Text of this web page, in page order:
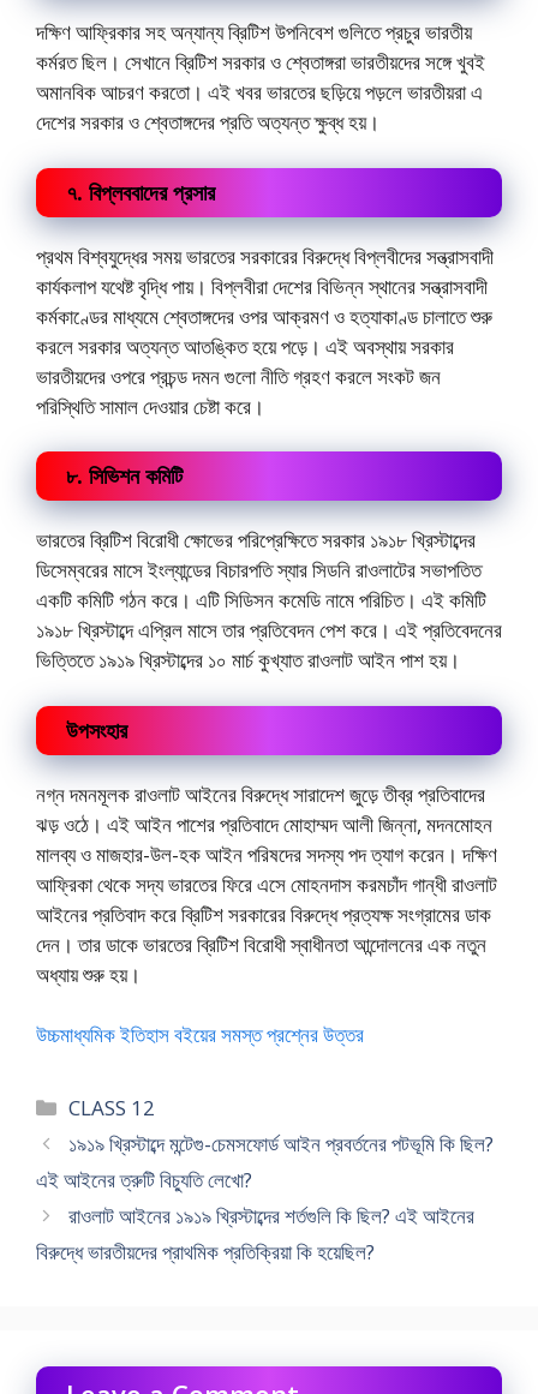
দক্ষিণ আফ্রিকার সহ অন্যান্য ব্রিটিশ উপনিবেশ গুলিতে প্রচুর ভারতীয়
কর্মরত ছিল। সেখানে ব্রিটিশ সরকার ও শ্বেতাঙ্গরা ভারতীয়দের সঙ্গে খুবই
অমানবিক আচরণ করতো। এই খবর ভারতের ছড়িয়ে পড়লে ভারতীয়রা এ
দেশের সরকার ও শ্বেতাঙ্গদের প্রতি অত্যন্ত ক্ষুব্ধ হয়।
৭. বিপ্লববাদের প্রসার
প্রথম বিশ্বযুদ্ধের সময় ভারতের সরকারের বিরুদ্ধে বিপ্লবীদের সন্ত্রাসবাদী
কার্যকলাপ যথেষ্ট বৃদ্ধি পায়। বিপ্লবীরা দেশের বিভিন্ন স্থানের সন্ত্রাসবাদী
কর্মকাণ্ডের মাধ্যমে শ্বেতাঙ্গদের ওপর আক্রমণ ও হত্যাকাণ্ড চালাতে শুরু
করলে সরকার অত্যন্ত আতঙ্কিত হয়ে পড়ে। এই অবস্থায় সরকার
ভারতীয়দের ওপরে প্রচন্ড দমন গুলো নীতি গ্রহণ করলে সংকট জন
পরিস্থিতি সামাল দেওয়ার চেষ্টা করে।
৮. সিভিশন কমিটি
ভারতের ব্রিটিশ বিরোধী ক্ষোভের পরিপ্রেক্ষিতে সরকার ১৯১৮ খ্রিস্টাব্দের
ডিসেম্বরের মাসে ইংল্যান্ডের বিচারপতি স্যার সিডনি রাওলাটের সভাপতিত
একটি কমিটি গঠন করে। এটি সিডিসন কমেডি নামে পরিচিত। এই কমিটি
১৯১৮ খ্রিস্টাব্দে এপ্রিল মাসে তার প্রতিবেদন পেশ করে। এই প্রতিবেদনের
ভিত্তিতে ১৯১৯ খ্রিস্টাব্দের ১০ মার্চ কুখ্যাত রাওলাট আইন পাশ হয়।
উপসংহার
নগ্ন দমনমূলক রাওলাট আইনের বিরুদ্ধে সারাদেশ জুড়ে তীব্র প্রতিবাদের
ঝড় ওঠে। এই আইন পাশের প্রতিবাদে মোহাম্মদ আলী জিন্না, মদনমোহন
মালব্য ও মাজহার-উল-হক আইন পরিষদের সদস্য পদ ত্যাগ করেন। দক্ষিণ
আফ্রিকা থেকে সদ্য ভারতের ফিরে এসে মোহনদাস করমচাঁদ গান্ধী রাওলাট
আইনের প্রতিবাদ করে ব্রিটিশ সরকারের বিরুদ্ধে প্রত্যক্ষ সংগ্রামের ডাক
দেন। তার ডাকে ভারতের ব্রিটিশ বিরোধী স্বাধীনতা আন্দোলনের এক নতুন
অধ্যায় শুরু হয়।
উচ্চমাধ্যমিক ইতিহাস বইয়ের সমস্ত প্রশ্নের উত্তর
Categories
CLASS 12
১৯১৯ খ্রিস্টাব্দে মন্টেগু-চেমসফোর্ড আইন প্রবর্তনের পটভূমি কি ছিল?
এই আইনের ত্রুটি বিচ্যুতি লেখো?
রাওলাট আইনের ১৯১৯ খ্রিস্টাব্দের শর্তগুলি কি ছিল? এই আইনের
বিরুদ্ধে ভারতীয়দের প্রাথমিক প্রতিক্রিয়া কি হয়েছিল?